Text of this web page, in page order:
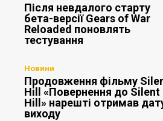
Після невдалого старту
бета-версії Gears of War
Reloaded поновлять
тестування
Новини
Продовження фільму
Hill «Повернення до Silent
Hill» нарешті отримав
виходу